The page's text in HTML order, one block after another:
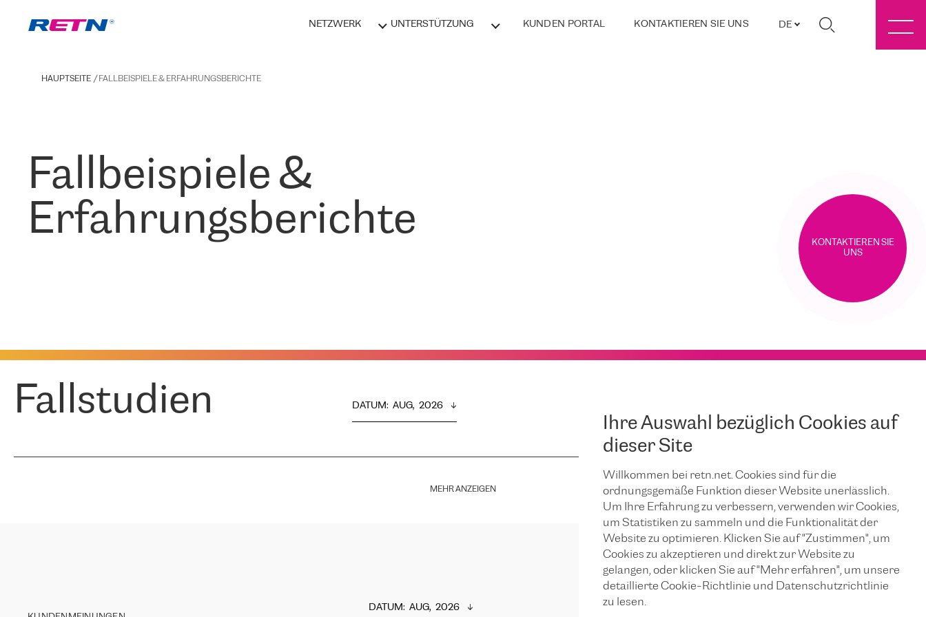
NETZWERK UNTERSTÜTZUNG KUNDEN PORTAL KONTAKTIEREN SIE UNS DE
Ihre Auswahl bezüglich Cookies auf
dieser Site
Willkommen bei retn.net. Cookies sind für die
ordnungsgemäße Funktion dieser Website unerlässlich.
Um Ihre Erfahrung zu verbessern, verwenden wir Cookies,
um Statistiken zu sammeln und die Funktionalität der
Website zu optimieren. Klicken Sie auf "Zustimmen", um
Cookies zu akzeptieren und direkt zur Website zu
gelangen, oder klicken Sie auf "Mehr erfahren", um unsere
detaillierte Cookie-Richtlinie und Datenschutzrichtlinie
zu lesen.
HAUPTSEITE FALLBEISPIELE & ERFAHRUNGSBERICHTE
Fallbeispiele &
Erfahrungsberichte
KONTAKTIEREN SIE
UNS
Fallstudien DATUM: AUG,  2026
MEHR ANZEIGEN
DATUM: AUG,  2026